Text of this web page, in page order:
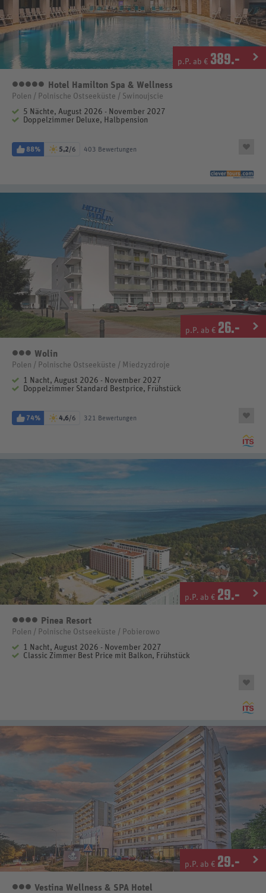
p.P. ab € 389.-
5 Sterne
Hotel Hamilton Spa & Wellness
Polen / Polnische Ostseeküste / Swinoujscie
5 Nächte, August 2026 - November 2027
Doppelzimmer Deluxe, Halbpension
88% 5,2/6 403 Bewertungen
p.P. ab € 26.-
3 Sterne
Wolin
Polen / Polnische Ostseeküste / Miedzyzdroje
1 Nacht, August 2026 - November 2027
Doppelzimmer Standard Bestprice, Frühstück
74% 4,6/6 321 Bewertungen
p.P. ab € 29.-
4 Sterne
Pinea Resort
Polen / Polnische Ostseeküste / Pobierowo
1 Nacht, August 2026 - November 2027
Classic Zimmer Best Price mit Balkon, Frühstück
p.P. ab € 29.-
3 Sterne
Vestina Wellness & SPA Hotel